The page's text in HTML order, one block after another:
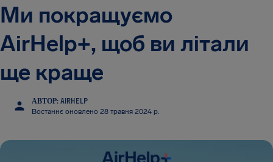
Ми покращуємо
AirHelp+, щоб ви літали
ще краще
АВТОР: AIRHELP
Востаннє оновлено 28 травня 2024 р.